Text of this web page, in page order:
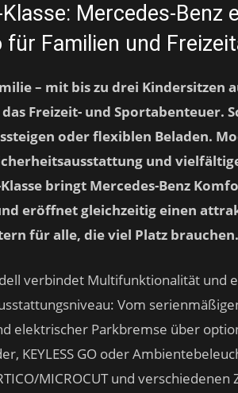
Klasse: Mercedes-Benz
Familien und
– mit bis zu drei Kindersitzen
Freizeit- und Sportabenteuer.
oder flexiblen Beladen.
und
bringt Mercedes-Benz
eröffnet gleichzeitig einen
für alle, die viel Platz brauchen.
verbindet Multifunktionalität und
Vom
elektrischer Parkbremse über
KEYLESS GO oder
MICROCUT und